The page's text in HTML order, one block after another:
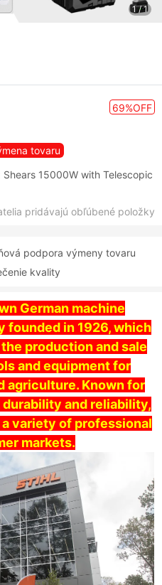
1/1
69%OFF
tovaru
Shears 15000W with Telescopic
pridávajú obľúbené položky
podpora výmeny tovaru
kvality
German machine
founded in 1926, which
production and sale
and equipment for
agriculture. Known for
and reliability,
variety of professional
markets.